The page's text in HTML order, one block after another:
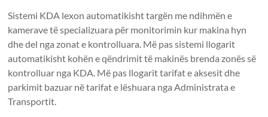
Sistemi KDA lexon automatikisht targën me ndihmën e
kamerave të specializuara për monitorimin kur makina hyn
dhe del nga zonat e kontrolluara. Më pas sistemi llogarit
automatikisht kohën e qëndrimit të makinës brenda zonës së
kontrolluar nga KDA. Më pas llogarit tarifat e aksesit dhe
parkimit bazuar në tarifat e lëshuara nga Administrata e
Transportit.